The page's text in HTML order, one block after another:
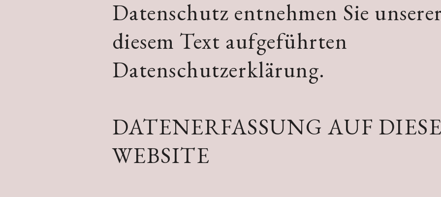
Datenschutz entnehmen Sie
diesem Text aufgeführten
Datenschutzerklärung.
DATENERFASSUNG AUF
WEBSITE